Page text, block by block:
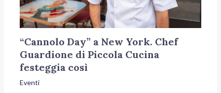
“Cannolo Day” a New York. Chef
Guardione di Piccola Cucina
festeggia così
Eventi